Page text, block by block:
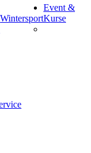
Wintersport
Event &
Kurse